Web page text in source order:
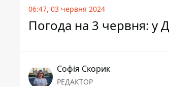
06:47, 03 червня 2024
Погода на 3 червня: у
Софія Скорик
РЕДАКТОР